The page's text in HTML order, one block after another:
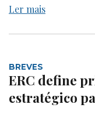
Ler mais
BREVES
ERC define
estratégico